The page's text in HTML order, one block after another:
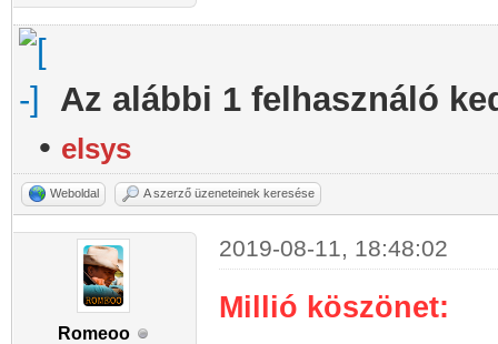
Az alábbi 1 felhasználó
• elsys
Weboldal A szerző üzeneteinek keresése
Romeoo
2019-08-11, 18:48:02
Millió köszönet: